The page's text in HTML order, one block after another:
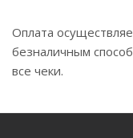
Оплата
безналичным
все чеки.